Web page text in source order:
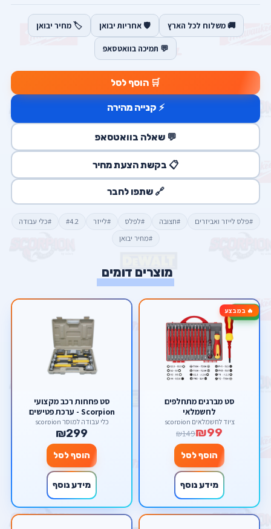
🚚 משלוח לכל הארץ 🛡️ אחריות יבואן 🏷️ מחיר יבואן
💬 תמיכה בוואטסאפ
🛒 הוסף לסל
⚡ קנייה מהירה
💬 שאלה בוואטסאפ
📋 בקשת הצעת מחיר
🔗 שתפו לחבר
#פלס לייזר ואביזרים #חצובה #לפלס #לייזר #4.2
#כלי עבודה
#מחיר יבואן
מוצרים דומים
🔥 במבצע-34%
סט מברגים מתחלפים
לחשמלאי
ציוד לחשמלאים scorpion
₪99
₪149
הוסף לסל
מידע נוסף
סט פחחות רכב מקצועי
Scorpion - ערכת פטישים
וסדנים 7 חלקים
כלי עבודה למוסך scorpion
₪299
הוסף לסל
מידע נוסף